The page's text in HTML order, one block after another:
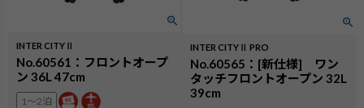
INTER CITYⅡ
No.60561：フロントオープ
ン 36L 47cm
1〜2泊
INTER CITYⅡ PRO
No.60565：[新仕様] ワン
タッチフロントオープン 32L
39cm